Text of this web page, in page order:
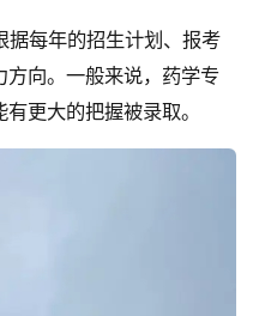
据每年的招生计划、报考
方向。一般来说，药学专
更大的把握被录取。